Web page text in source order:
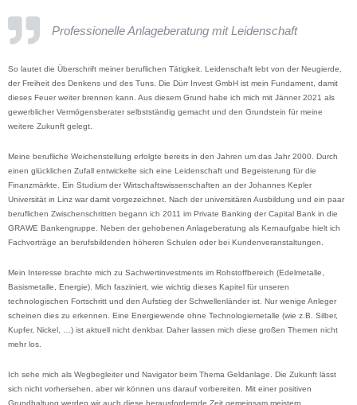
Professionelle Anlageberatung mit Leidenschaft
So lautet die Überschrift meiner beruflichen Tätigkeit. Leidenschaft lebt von der Neugierde,
der Freiheit des Denkens und des Tuns. Die Dürr Invest GmbH ist mein Fundament, damit
dieses Feuer weiter brennen kann. Aus diesem Grund habe ich mich mit Jänner 2021 als
gewerblicher Vermögensberater selbstständig gemacht und den Grundstein für meine
weitere Zukunft gelegt.
Meine berufliche Weichenstellung erfolgte bereits in den Jahren um das Jahr 2000. Durch
einen glücklichen Zufall entwickelte sich eine Leidenschaft und Begeisterung für die
Finanzmärkte. Ein Studium der Wirtschaftswissenschaften an der Johannes Kepler
Universität in Linz war damit vorgezeichnet. Nach der universitären Ausbildung und ein paar
beruflichen Zwischenschritten begann ich 2011 im Private Banking der Capital Bank in die
GRAWE Bankengruppe. Neben der gehobenen Anlageberatung als Kernaufgabe hielt ich
Fachvorträge an berufsbildenden höheren Schulen oder bei Kundenveranstaltungen.
Mein Interesse brachte mich zu Sachwertinvestments im Rohstoffbereich (Edelmetalle,
Basismetalle, Energie). Mich fasziniert, wie wichtig dieses Kapitel für unseren
technologischen Fortschritt und den Aufstieg der Schwellenländer ist. Nur wenige Anleger
scheinen dies zu erkennen. Eine Energiewende ohne Technologiemetalle (wie z.B. Silber,
Kupfer, Nickel, …) ist aktuell nicht denkbar. Daher lassen mich diese großen Themen nicht
mehr los.
Ich sehe mich als Wegbegleiter und Navigator beim Thema Geldanlage. Die Zukunft lässt
sich nicht vorhersehen, aber wir können uns darauf vorbereiten. Mit einer positiven